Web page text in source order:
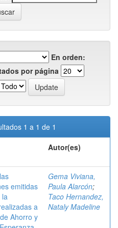
En orden:
por página
1 a 1 de 1
Autor(es)
emitidas
la
a
Ahorro y
Gema Viviana,
Paula Alarcón;
Taco Hernandez,
Nataly Madeline